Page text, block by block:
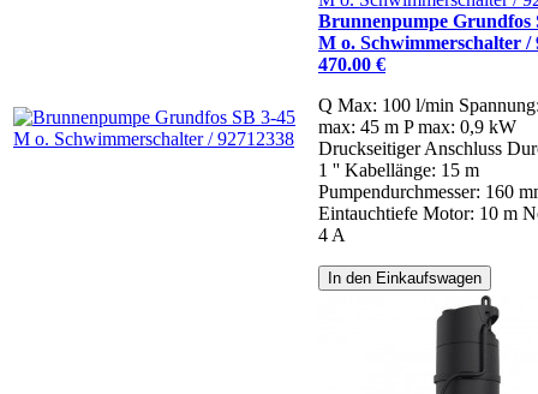
Brunnenpumpe Grundfos
M o. Schwimmerschalter /
470.00 €
Q Max: 100 l/min
max: 45 m P max: 0,9 kW
Druckseitiger Anschluss
1 '' Kabellänge: 15 m
Pumpendurchmesser: 160
Eintauchtiefe Motor: 10 m
4 A
In den Einkaufswagen